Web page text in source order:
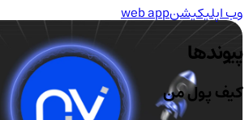
وب اپلیکیشنweb app
پیوندها
کیف پول من